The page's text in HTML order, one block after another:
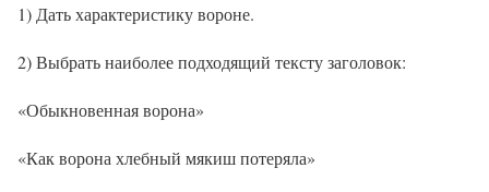
1) Дать характеристику вороне.
2) Выбрать наиболее подходящий тексту заголовок:
«Обыкновенная ворона»
«Как ворона хлебный мякиш потеряла»